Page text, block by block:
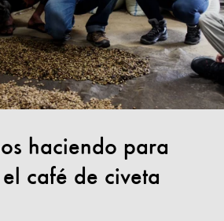
haciendo para
café de civeta